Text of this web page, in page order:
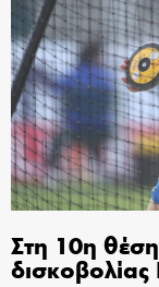
Στη 10η